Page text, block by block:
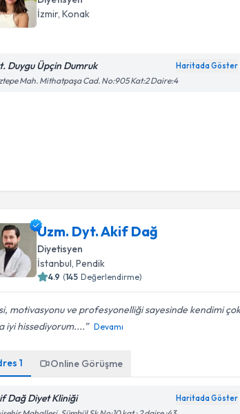
İzmir, Konak
Duygu Üpçin Dumruk Haritada Göster
Mah. Mithatpaşa Cad. No:905 Kat:2 Daire:4
Uzm. Dyt. Akif Dağ
Diyetisyen
İstanbul, Pendik
4.9 (145 Değerlendirme)
motivasyonu ve profesyonelliği sayesinde kendimi
iyi hissediyorum....
Devamı
1 Online Görüşme
Dağ Diyet Kliniği Haritada Göster